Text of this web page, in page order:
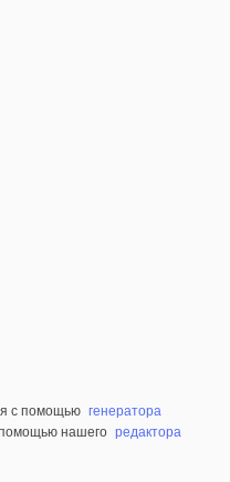
с помощью генератора
нашего редактора